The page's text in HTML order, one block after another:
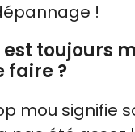
!
toujours
faire ?
mou signifie